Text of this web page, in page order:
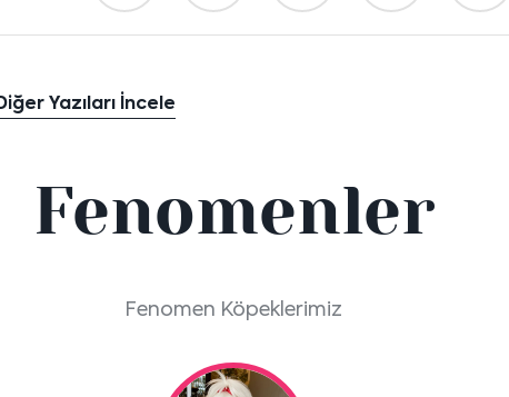
Yazıları İncele
Fenomenler
Fenomen Köpeklerimiz